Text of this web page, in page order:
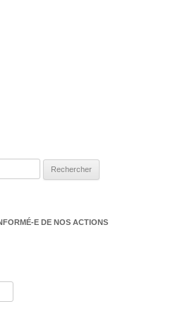
E DE NOS ACTIONS